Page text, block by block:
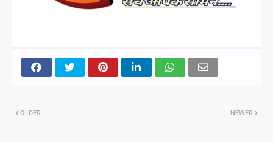
NEWER
OLDER